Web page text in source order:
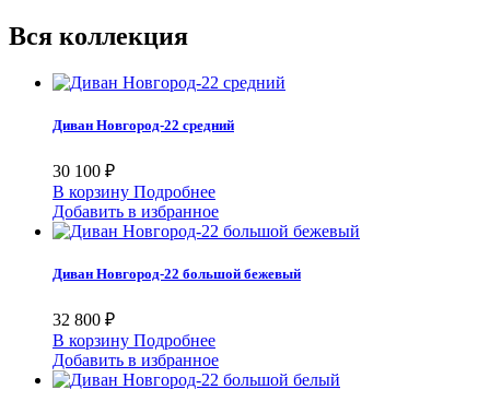
Вся коллекция
Диван Новгород-22 средний
30 100 ₽
В корзину Подробнее
Добавить в избранное
Диван Новгород-22 большой бежевый
32 800 ₽
В корзину Подробнее
Добавить в избранное